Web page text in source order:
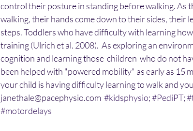
control their posture in standing before walking. As
walking, their hands come down to their sides,
steps. Toddlers who have difficulty with learning
training (Ulrich et al. 2008).  As exploring an
cognition and learning those  children  who do not
been helped with "powered mobility" as early as 15
your child is having difficulty learning to walk and
janethale@pacephysio.com #kidsphysio; #PediPT;
#motordelays